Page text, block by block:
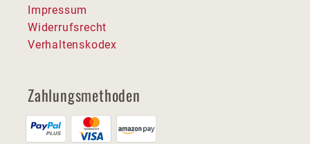
Impressum
Widerrufsrecht
Verhaltenskodex
Zahlungsmethoden